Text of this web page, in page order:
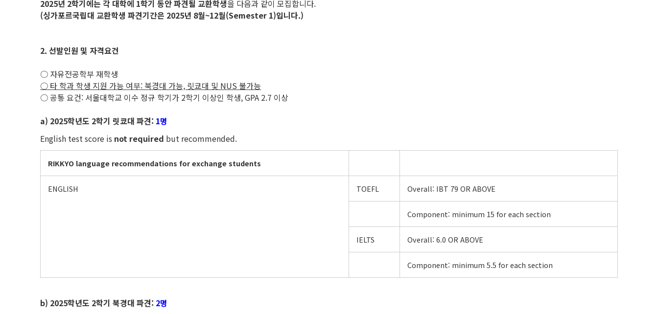
2025년 2학기에는 각 대학에 1학기 동안 파견될 교환학생을 다음과 같이 모집합니다.
(싱가포르국립대 교환학생 파견기간은 2025년 8월~12월(Semester 1)입니다.)
2. 선발인원 및 자격요건
○ 자유전공학부 재학생
○ 타 학과 학생 지원 가능 여부: 북경대 가능, 릿쿄대 및 NUS 불가능
○ 공통 요건: 서울대학교 이수 정규 학기가 2학기 이상인 학생, GPA 2.7 이상
a) 2025학년도 2학기 릿쿄대 파견: 1명
English test score is not required but recommended.
RIKKYO language recommendations for exchange students
ENGLISH TOEFL Overall: IBT 79 OR ABOVE
Component: minimum 15 for each section
IELTS Overall: 6.0 OR ABOVE
Component: minimum 5.5 for each section
b) 2025학년도 2학기 북경대 파견: 2명